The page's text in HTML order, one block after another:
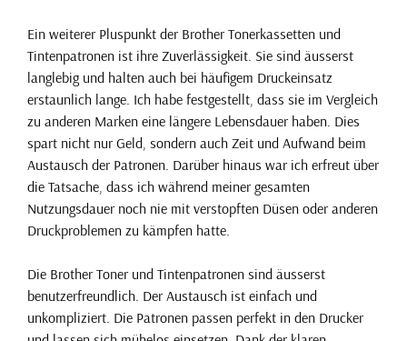
Ein weiterer Pluspunkt der Brother Tonerkassetten und
Tintenpatronen ist ihre Zuverlässigkeit. Sie sind äusserst
langlebig und halten auch bei häufigem Druckeinsatz
erstaunlich lange. Ich habe festgestellt, dass sie im Vergleich
zu anderen Marken eine längere Lebensdauer haben. Dies
spart nicht nur Geld, sondern auch Zeit und Aufwand beim
Austausch der Patronen. Darüber hinaus war ich erfreut über
die Tatsache, dass ich während meiner gesamten
Nutzungsdauer noch nie mit verstopften Düsen oder anderen
Druckproblemen zu kämpfen hatte.
Die Brother Toner und Tintenpatronen sind äusserst
benutzerfreundlich. Der Austausch ist einfach und
unkompliziert. Die Patronen passen perfekt in den Drucker